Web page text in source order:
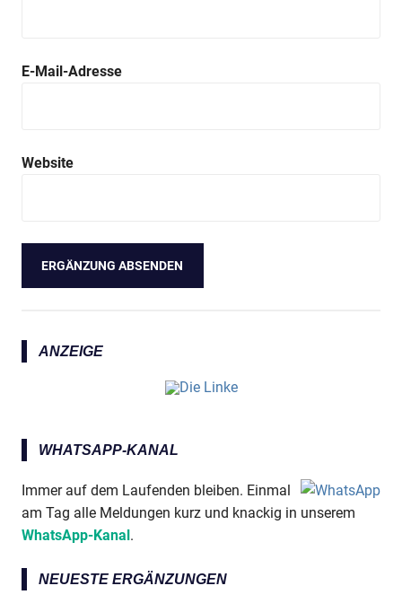
E-Mail-Adresse
Website
ANZEIGE
WHATSAPP-KANAL
Immer auf dem Laufenden bleiben. Einmal
am Tag alle Meldungen kurz und knackig in unserem
WhatsApp-Kanal .
NEUESTE ERGÄNZUNGEN